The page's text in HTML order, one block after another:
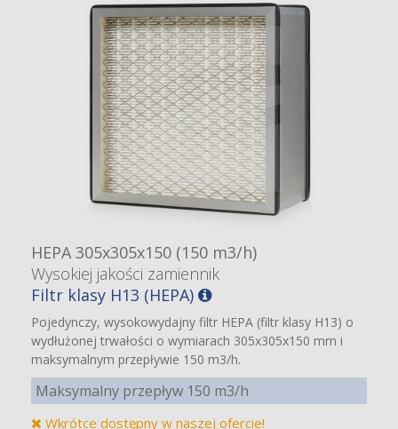
HEPA 305x305x150 (150 m3/h)
Wysokiej jakości zamiennik
Filtr klasy H13 (HEPA)
Pojedynczy, wysokowydajny filtr HEPA (filtr klasy H13) o
wydłużonej trwałości o wymiarach 305x305x150 mm i
maksymalnym przepływie 150 m3/h.
Maksymalny przepływ 150 m3/h
Wkrótce dostępny w naszej ofercie!